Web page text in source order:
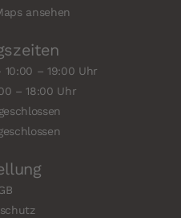
ansehen
– 19:00 Uhr
– 18:00 Uhr